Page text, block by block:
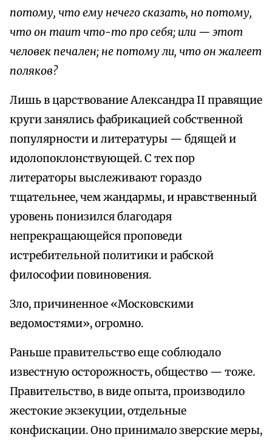
потому, что ему нечего сказать, но потому,
что он таит что-то про себя; или — этот
человек печален; не потому ли, что он жалеет
поляков?
Лишь в царствование Александра II правящие
круги занялись фабрикацией собственной
популярности и литературы — бдящей и
идолопоклонствующей. С тех пор
литераторы выслеживают гораздо
тщательнее, чем жандармы, и нравственный
уровень понизился благодаря
непрекращающейся проповеди
истребительной политики и рабской
философии повиновения.
Зло, причиненное «Московскими
ведомостями», огромно.
Раньше правительство еще соблюдало
известную осторожность, общество — тоже.
Правительство, в виде опыта, производило
жестокие экзекуции, отдельные
конфискации. Оно принимало зверские меры,